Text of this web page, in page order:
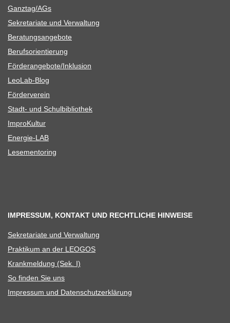
Ganztag/​​AGs
Sekre­ta­riate und Verwaltung
Bera­tungs­an­ge­bote
Berufs­ori­en­tie­rung
Förderangebote/​​Inklusion
Leo­Lab-Blog
För­der­ver­ein
Stadt- und Schulbibliothek
Impro­Kul­tur
Ener­­gie-LAB
Lese­men­to­ring
IMPRESSUM, KONTAKT UND RECHTLICHE HINWEISE
Sekre­ta­riate und Verwaltung
Prak­ti­kum an der LEOGOS
Krank­mel­dung (Sek. I)
So fin­den Sie uns
Impres­sum und Datenschutzerklärung